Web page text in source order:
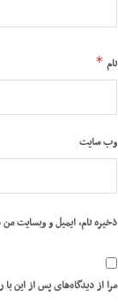
نام *
وب‌ سایت
ذخیره نام، ایمیل و وبسایت
مرا از دیدگاه‌های پس از این با